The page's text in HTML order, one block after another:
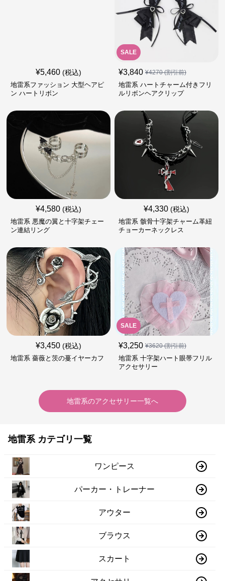
¥5,460 (税込)
地雷系ファッション 大型ヘアピ
ン ハートリボン
SALE
¥3,840 ¥4270(割引前)
地雷系 ハートチャーム付きフリ
ルリボンヘアクリップ
¥4,580 (税込)
地雷系 悪魔の翼と十字架チェー
ン連結リング
¥4,330 (税込)
地雷系 骸骨十字架チャーム革紐
チョーカーネックレス
¥3,450 (税込)
地雷系 薔薇と茨の蔓イヤーカフ
SALE
¥3,250 ¥3620(割引前)
地雷系 十字架ハート眼帯フリル
アクセサリー
地雷系のアクセサリー一覧へ
地雷系 カテゴリ一覧
ワンピース
パーカー・トレーナー
アウター
ブラウス
スカート